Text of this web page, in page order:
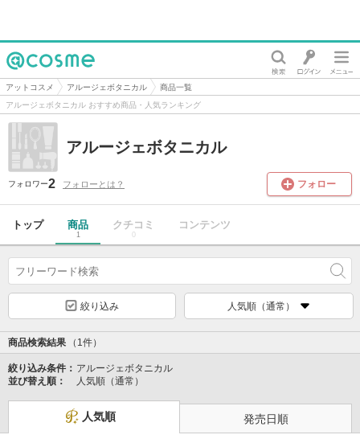
@cosme
アットコスメ アルージェボタニカル
商品一覧
アルージェボタニカル おすすめ商品・人気ランキング
アルージェボタニカル
フォロワー2 フォローとは？ フォロー
トップ 商品
1
クチコミ
0
コンテンツ
絞り込み 人気順（通常）
商品検索結果 （1件）
絞り込み条件： アルージェボタニカル
並び替え順：
人気順（通常）
人気順 発売日順